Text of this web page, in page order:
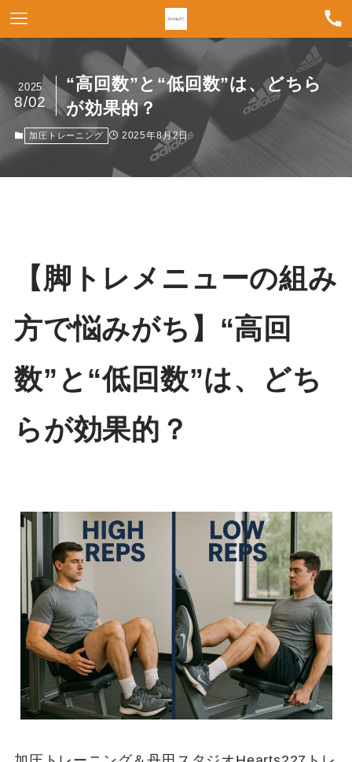
“高回数”と“低回数”は、どちら
が効果的？
2025
8/02
加圧トレーニング 2025年8月2日
【脚トレメニューの組み
方で悩みがち】“高回
数”と“低回数”は、どち
らが効果的？